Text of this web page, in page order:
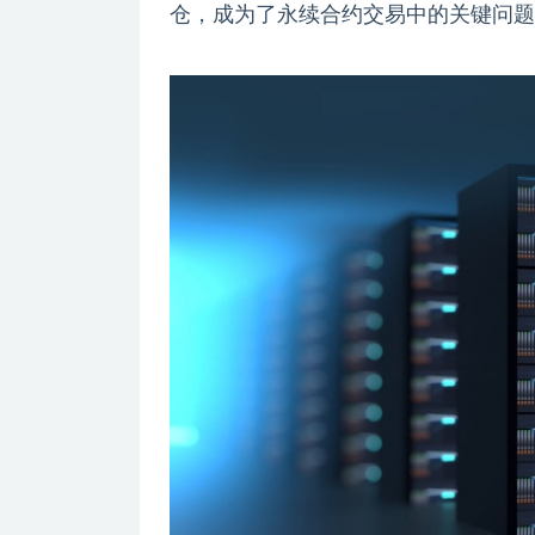
仓，成为了永续合约交易中的关键问